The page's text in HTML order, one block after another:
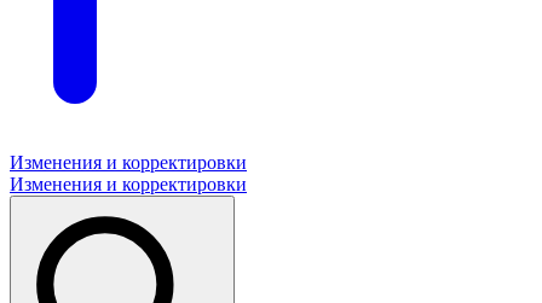
Изменения и корректировки
Изменения и корректировки